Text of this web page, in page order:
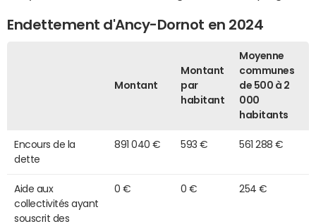
Endettement d'Ancy-Dornot en 2024
Montant
Montant
par
habitant
Moyenne
communes
de 500 à 2
000
habitants
Encours de la
dette
891 040 € 593 € 561 288 €
Aide aux
collectivités ayant
souscrit des
0 € 0 € 254 €